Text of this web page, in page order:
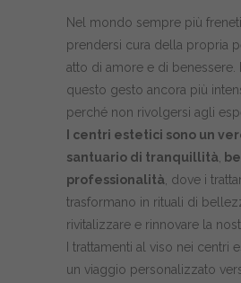
Nel mondo sempre più
prendersi cura della propria
atto di amore e di benessere.
questo gesto ancora più
perché non rivolgersi agli
I centri estetici sono un
santuario di tranquillità
professionalità , dove i
trasformano in rituali di
rivitalizzare e rinnovare la
I trattamenti al viso nei centri
un viaggio personalizzato